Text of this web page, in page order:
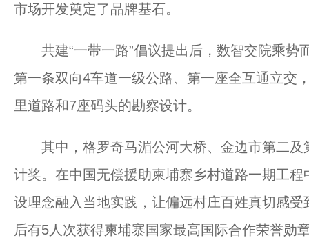
市场开发奠定了品牌基石。
共建“一带一路”倡议提出后，数智交院乘势
第一条双向4车道一级公路、第一座全互通立交
里道路和7座码头的勘察设计。
其中，格罗奇马湄公河大桥、金边市第二及
计奖。在中国无偿援助柬埔寨乡村道路一期工程
设理念融入当地实践，让偏远村庄百姓真切感受
后有5人次获得柬埔寨国家最高国际合作荣誉勋